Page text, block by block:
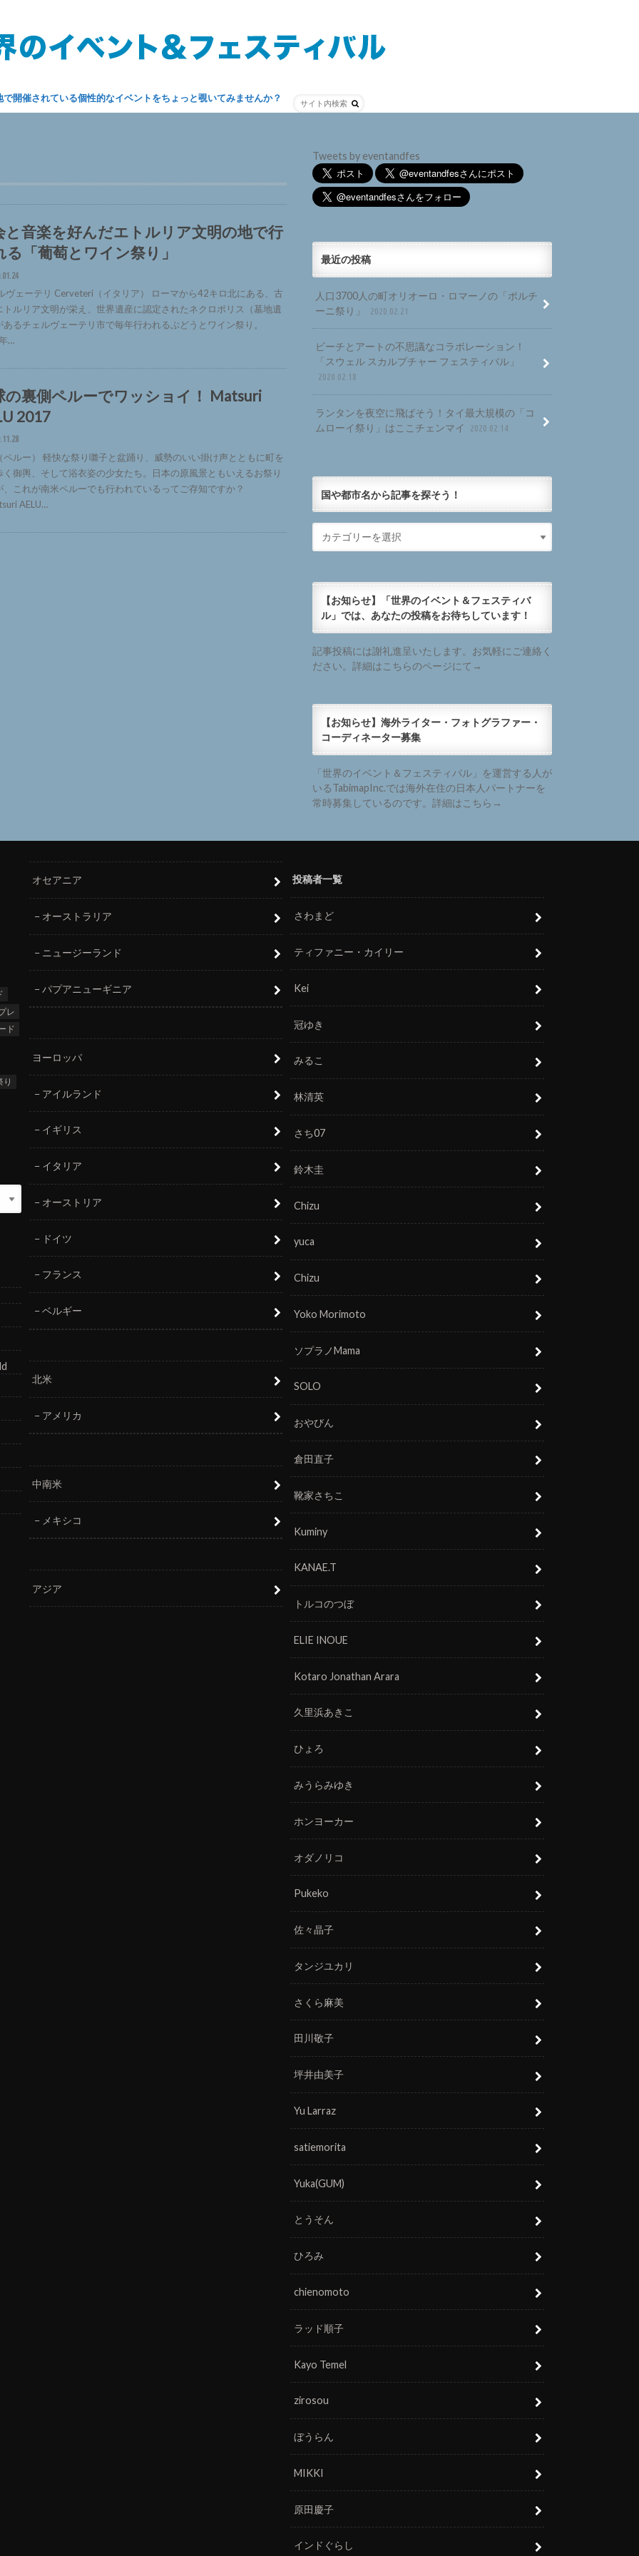
で開催されている個性的なイベントをちょっと覗いてみませんか？
と音楽を好んだエトルリア文明の地で行
る「葡萄とワイン祭り」
ヴェーテリ Cerveteri（イタリア） ローマから42キロ北にある、古
トルリア文明が栄え、世界遺産に認定されたネクロポリス（墓地遺
あるチェルヴェーテリ市で毎年行われるぶどうとワイン祭り。
…
の裏側ペルーでワッショイ！ Matsuri
2017
ペルー） 軽快な祭り囃子と盆踊り、威勢のいい掛け声とともに町を
く御輿、そして浴衣姿の少女たち。日本の原風景ともいえるお祭り
、これが南米ペルーでも行われているってご存知ですか？
AELU…
Tweets by eventandfes
最近の投稿
人口3700人の町オリオーロ・ロマーノの「ポルチ
ーニ祭り」
2020.02.21
ビーチとアートの不思議なコラボレーション！
「スウェル スカルプチャー フェスティバル」
2020.02.18
ランタンを夜空に飛ばそう！タイ最大規模の「コ
ムローイ祭り」はここチェンマイ
2020.02.14
国や都市名から記事を探そう！
【お知らせ】「世界のイベント＆フェスティバ
ル」では、あなたの投稿をお待ちしています！
記事投稿には謝礼進呈いたします。お気軽にご連絡く
ださい。詳細はこちらのページにて→
【お知らせ】海外ライター・フォトグラファー・
コーディネーター募集
「世界のイベント＆フェスティバル」を運営する人が
いるTabimapInc.では海外在住の日本人パートナーを
常時募集しているのです。詳細はこちら→
レ
ド
り
オセアニア
オーストラリア
ニュージーランド
パプアニューギニア
ヨーロッパ
アイルランド
イギリス
イタリア
オーストリア
ドイツ
フランス
ベルギー
北米
アメリカ
中南米
メキシコ
アジア
投稿者一覧
さわまど
ティファニー・カイリー
Kei
冠ゆき
みるこ
林清英
さち07
鈴木圭
Chizu
yuca
Chizu
Yoko Morimoto
ソプラノMama
SOLO
おやびん
倉田直子
靴家さちこ
Kuminy
KANAE.T
トルコのつぼ
ELIE INOUE
Kotaro Jonathan Arara
久里浜あきこ
ひょろ
みうらみゆき
ホンヨーカー
オダノリコ
Pukeko
佐々晶子
タンジユカリ
さくら麻美
田川敬子
坪井由美子
Yu Larraz
satiemorita
Yuka(GUM)
とうそん
ひろみ
chienomoto
ラッド順子
Kayo Temel
zirosou
ぼうらん
MIKKI
原田慶子
インドぐらし